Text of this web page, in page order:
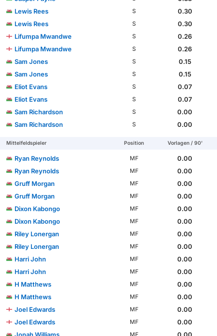
Lewis Rees
S
0.30
Lewis Rees
S
0.30
Lifumpa Mwandwe
S
0.26
Lifumpa Mwandwe
S
0.26
Sam Jones
S
0.15
Sam Jones
S
0.15
Eliot Evans
S
0.07
Eliot Evans
S
0.07
Sam Richardson
S
0.00
Sam Richardson
S 0.00
Mittelfeldspieler Position Vorlagen / 90'
Ryan Reynolds MF
0.00
Ryan Reynolds
MF
0.00
Gruff Morgan
MF
0.00
Gruff Morgan
MF
0.00
Dixon Kabongo
MF
0.00
Dixon Kabongo
MF
0.00
Riley Lonergan
MF
0.00
Riley Lonergan
MF
0.00
Harri John
MF
0.00
Harri John
MF
0.00
H Matthews
MF
0.00
H Matthews
MF
0.00
Joel Edwards
MF
0.00
Joel Edwards
MF
0.00
Jonah Williams
MF
0.00